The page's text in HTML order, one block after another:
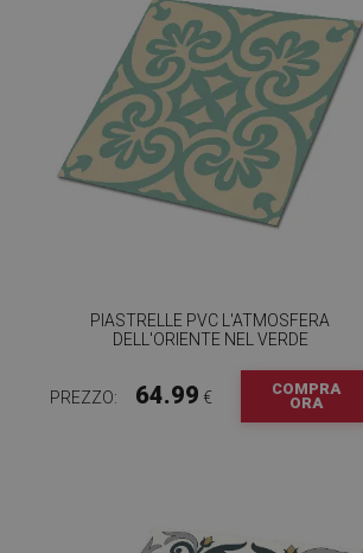
PIASTRELLE PVC L'ATMOSFERA
DELL'ORIENTE NEL VERDE
PREZZO: 64.99 €
COMPRA
ORA